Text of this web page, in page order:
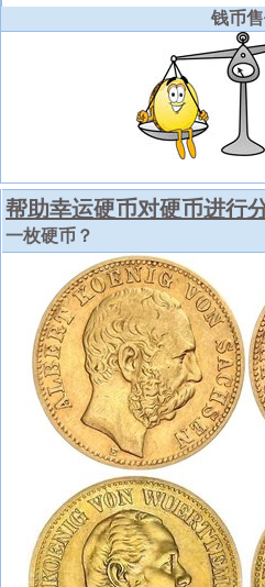
钱币
帮助幸运硬币对硬币进行
一枚硬币？